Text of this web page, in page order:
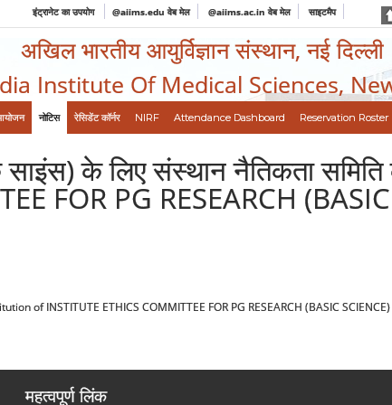
इंट्रानेट का उपयोग @aiims.edu वेब मेल @aiims.ac.in वेब मेल साइटमैप
अखिल भारतीय आयुर्विज्ञान संस्थान, नई दिल्ली
Institute Of Medical Sciences,
नोटिस रेसिडेंट कॉर्नर NIRF Attendance Dashboard Reservation Roster
साइंस) के लिए संस्थान नैतिकता
FOR PG RESEARCH
of INSTITUTE ETHICS COMMITTEE FOR PG RESEARCH (BASIC
महत्वपूर्ण लिंक